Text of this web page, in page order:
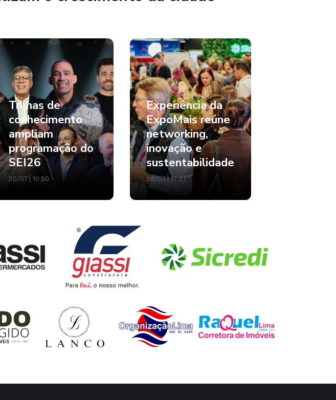
Trilhas de
conhecimento
ampliam
programação do
SEI26
Experiência da
ExpoMais reúne
networking,
inovação e
sustentabilidade